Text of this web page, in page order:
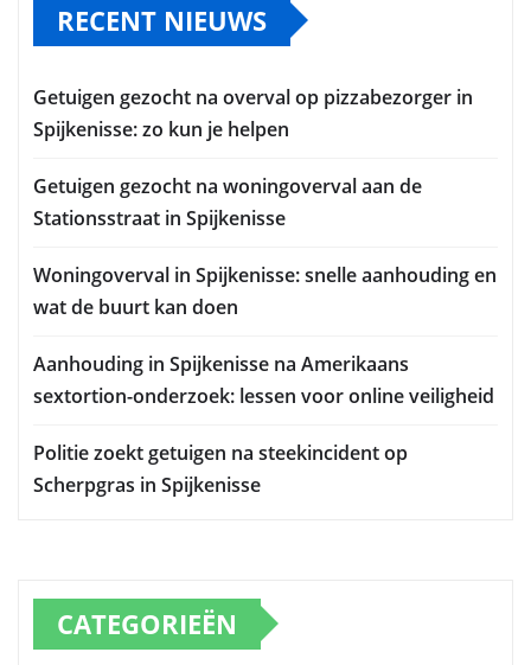
RECENT NIEUWS
Getuigen gezocht na overval op pizzabezorger in
Spijkenisse: zo kun je helpen
Getuigen gezocht na woningoverval aan de
Stationsstraat in Spijkenisse
Woningoverval in Spijkenisse: snelle aanhouding en
wat de buurt kan doen
Aanhouding in Spijkenisse na Amerikaans
sextortion-onderzoek: lessen voor online veiligheid
Politie zoekt getuigen na steekincident op
Scherpgras in Spijkenisse
CATEGORIEËN